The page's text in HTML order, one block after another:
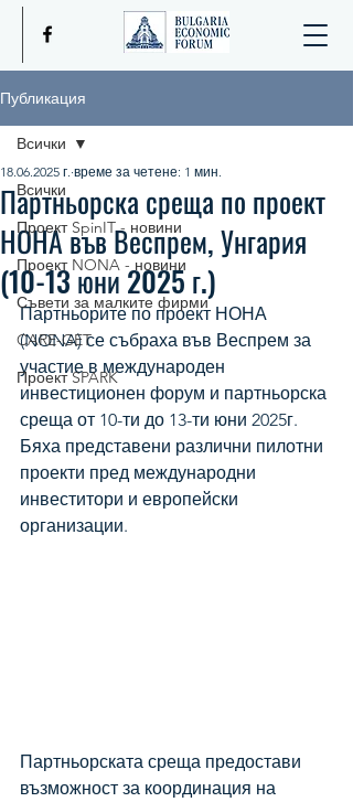
Публикация
Всички
Проект SpinIT - новини
Проект NONA - новини
Съвети за малките фирми
CARE-GET
Проект SPARK
Всички
Партньорска среща по проект
НОНА във Веспрем, Унгария
(10-13 юни 2025 г.)
18.06.2025 г. време за четене: 1 мин.
Партньорите по проект НОНА
(NONA) се събраха във Веспрем за
участие в международен
инвестиционен форум и партньорска
среща от 10-ти до 13-ти юни 2025г.
Бяха представени различни пилотни
проекти пред международни
инвеститори и европейски
организации.
Партньорската среща предостави
възможност за координация на